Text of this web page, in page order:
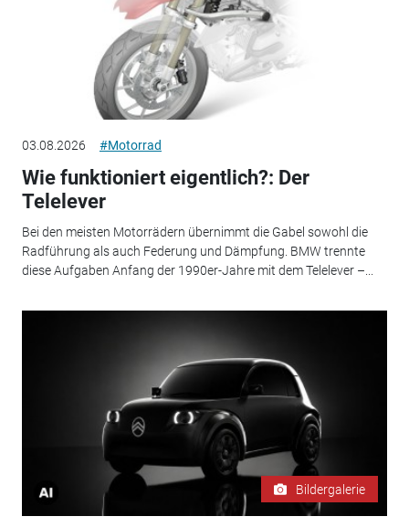
03.08.2026 #Motorrad
Wie funktioniert eigentlich?: Der
Telelever
Bei den meisten Motorrädern übernimmt die Gabel sowohl die
Radführung als auch Federung und Dämpfung. BMW trennte
diese Aufgaben Anfang der 1990er-Jahre mit dem Telelever –...
Bildergalerie